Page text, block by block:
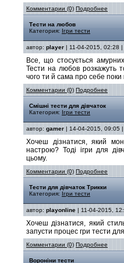
Комментарии (0) Подробнее
Тести на любов
Категория: Ігри тести
автор: player | 11-04-2015, 02:28
Все, що стосується амурних
Тести на любов розкажуть
чого ти й сама про себе
Комментарии (0) Подробнее
Смішні тести для дівчаток
Категория: Ігри тести
автор: gamer | 14-04-2015, 09:05
Хочеш дізнатися, який
настрою? Тоді ігри для
цьому.
Комментарии (0) Подробнее
Тести для дівчаток Трикки
Категория: Ігри тести
автор: playonline | 11-04-2015,
Хочеш дізнатися, який
запусти процес гри тести для
Комментарии (0) Подробнее
Вороніни тести